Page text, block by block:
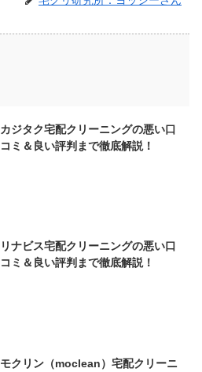
カジタク宅配クリーニングの悪い口
コミ＆良い評判まで徹底解説！
リナビス宅配クリーニングの悪い口
コミ＆良い評判まで徹底解説！
モクリン（moclean）宅配クリーニ